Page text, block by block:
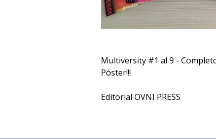
Multiversity #1 al 9 -
Póster!!!
Editorial OVNI PRESS